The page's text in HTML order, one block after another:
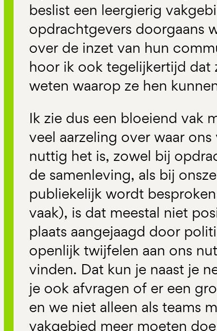
beslist een leergierig
opdrachtgevers doorgaans
over de inzet van hun
hoor ik ook tegelijkertijd dat
weten waarop ze hen
Ik zie dus een bloeiend vak
veel aarzeling over waar
nuttig het is, zowel bij
de samenleving, als bij
publiekelijk wordt
vaak), is dat meestal niet
plaats aangejaagd door
openlijk twijfelen aan ons
vinden. Dat kun je naast je
je ook afvragen of er een
en we niet alleen als teams
vakgebied meer moeten